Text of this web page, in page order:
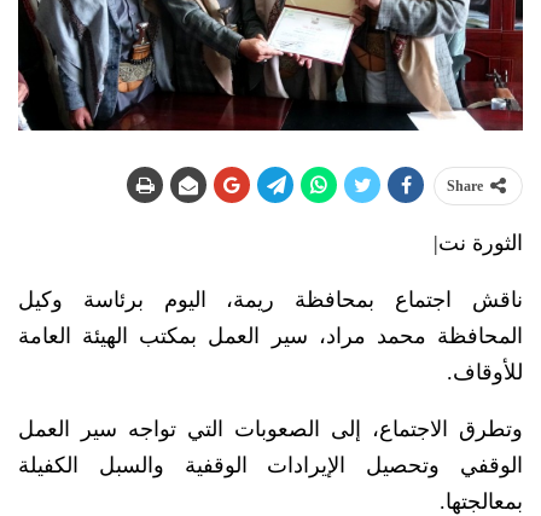
Share
الثورة نت|
ناقش اجتماع بمحافظة ريمة، اليوم برئاسة وكيل
المحافظة محمد مراد، سير العمل بمكتب الهيئة العامة
للأوقاف.
وتطرق الاجتماع، إلى الصعوبات التي تواجه سير العمل
الوقفي وتحصيل الإيرادات الوقفية والسبل الكفيلة
بمعالجتها.